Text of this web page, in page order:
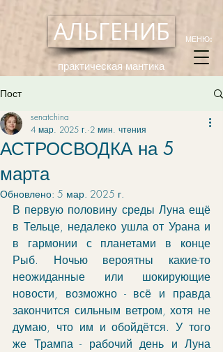
АЛЬГЕНИБ
практическая мантика
МЕНЮ:
Пост
АСТРОСВОДКА на 5
марта
senatchina
4 мар. 2025 г. 2 мин. чтения
Обновлено: 5 мар. 2025 г.
В первую половину среды Луна ещё
в Тельце, недалеко ушла от Урана и
в гармонии с планетами в конце
Рыб. Ночью вероятны какие-то
неожиданные или шокирующие
новости, возможно - всё и правда
закончится сильным ветром, хотя не
думаю, что им и обойдётся. У того
же Трампа - рабочий день и Луна